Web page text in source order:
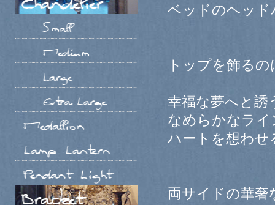
ベッドのヘッド
トップを飾る
幸福な夢へと誘
なめらかなラ
ハートを想わせ
両サイドの華